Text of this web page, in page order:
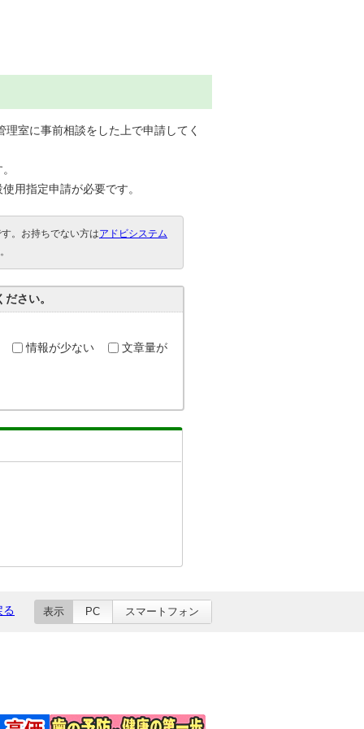
室に事前相談をした上で申請してく
用指定申請が必要です。
。お持ちでない方はアドビシステム
さい。
情報が少ない
文章量が
る 表示 PC スマートフォン